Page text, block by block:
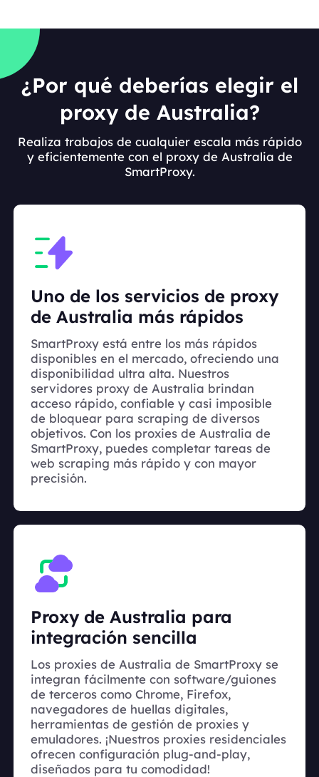
¿Por qué deberías elegir el
proxy de Australia?
Realiza trabajos de cualquier escala más rápido
y eficientemente con el proxy de Australia de
SmartProxy.
Uno de los servicios de proxy
de Australia más rápidos
SmartProxy está entre los más rápidos
disponibles en el mercado, ofreciendo una
disponibilidad ultra alta. Nuestros
servidores proxy de Australia brindan
acceso rápido, confiable y casi imposible
de bloquear para scraping de diversos
objetivos. Con los proxies de Australia de
SmartProxy, puedes completar tareas de
web scraping más rápido y con mayor
precisión.
Proxy de Australia para
integración sencilla
Los proxies de Australia de SmartProxy se
integran fácilmente con software/guiones
de terceros como Chrome, Firefox,
navegadores de huellas digitales,
herramientas de gestión de proxies y
emuladores. ¡Nuestros proxies residenciales
ofrecen configuración plug-and-play,
diseñados para tu comodidad!